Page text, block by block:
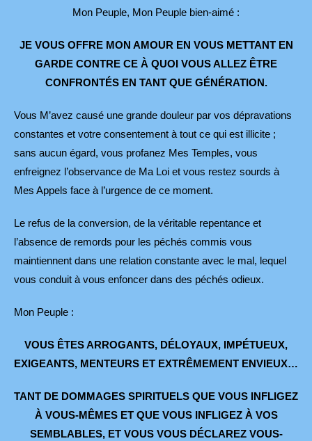
Mon Peuple, Mon Peuple bien-aimé :
JE VOUS OFFRE MON AMOUR EN VOUS METTANT EN
GARDE CONTRE CE À QUOI VOUS ALLEZ ÊTRE
CONFRONTÉS EN TANT QUE GÉNÉRATION.
Vous M’avez causé une grande douleur par vos dépravations
constantes et votre consentement à tout ce qui est illicite ;
sans aucun égard, vous profanez Mes Temples, vous
enfreignez l’observance de Ma Loi et vous restez sourds à
Mes Appels face à l’urgence de ce moment.
Le refus de la conversion, de la véritable repentance et
l’absence de remords pour les péchés commis vous
maintiennent dans une relation constante avec le mal, lequel
vous conduit à vous enfoncer dans des péchés odieux.
Mon Peuple :
VOUS ÊTES ARROGANTS, DÉLOYAUX, IMPÉTUEUX,
EXIGEANTS, MENTEURS ET EXTRÊMEMENT ENVIEUX…
TANT DE DOMMAGES SPIRITUELS QUE VOUS INFLIGEZ
À VOUS-MÊMES ET QUE VOUS INFLIGEZ À VOS
SEMBLABLES, ET VOUS VOUS DÉCLAREZ VOUS-